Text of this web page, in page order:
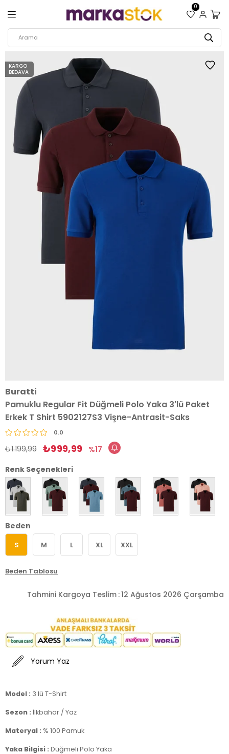
0
KARGO
BEDAVA
Buratti
Pamuklu Regular Fit Düğmeli Polo Yaka 3'lü Paket
Erkek T Shirt 5902127S3 Vişne-Antrasit-Saks
0.0
₺1.199,99 ₺999,99
17
Renk Seçenekleri
Beden
S M L XL XXL
Beden Tablosu
Tahmini Kargoya Teslim :12 Ağustos 2026 Çarşamba
Yorum Yaz
Model : 3 lü T-Shirt
Sezon : İlkbahar / Yaz
Materyal : % 100 Pamuk
Yaka Bilgisi : Düğmeli Polo Yaka